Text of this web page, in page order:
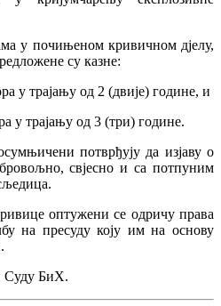
у почињеном кривичном дјелу,
су казне:
у трајању од 2 (двије) године, и
у трајању од 3 (три) године.
потврђују да изјаву о
свјесно и са потпуним
оптужени се одричу права
на пресуду коју им на основу
Суду БиХ.